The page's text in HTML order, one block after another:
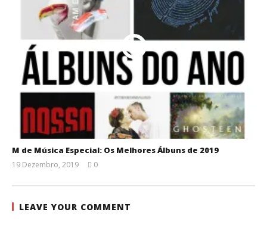
M de Música Especial: Os Melhores Álbuns de 2019
19 Dezembro, 2019
Ventura
0
LEAVE YOUR COMMENT